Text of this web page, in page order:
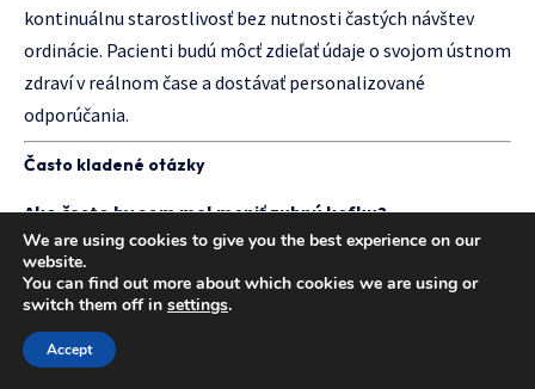
kontinuálnu starostlivosť bez nutnosti častých návštev
ordinácie. Pacienti budú môcť zdieľať údaje o svojom ústnom
zdraví v reálnom čase a dostávať personalizované
odporúčania.
Často kladené otázky
Ako často by som mal meniť zubnú kefku?
Zubnú kefku by ste mali meniť každé 3-4 mesiace alebo
skôr, ak sú štetiny roztrepané. Po prekonaní infekcie ju
vymeňte okamžite, aby ste predišli reinfekčii.
Je elektrická zubná kefka skutočne lepšia než
manuálna?
We are using cookies to give you the best experience on our
website.
You can find out more about which cookies we are using or
switch them off in settings.
Accept